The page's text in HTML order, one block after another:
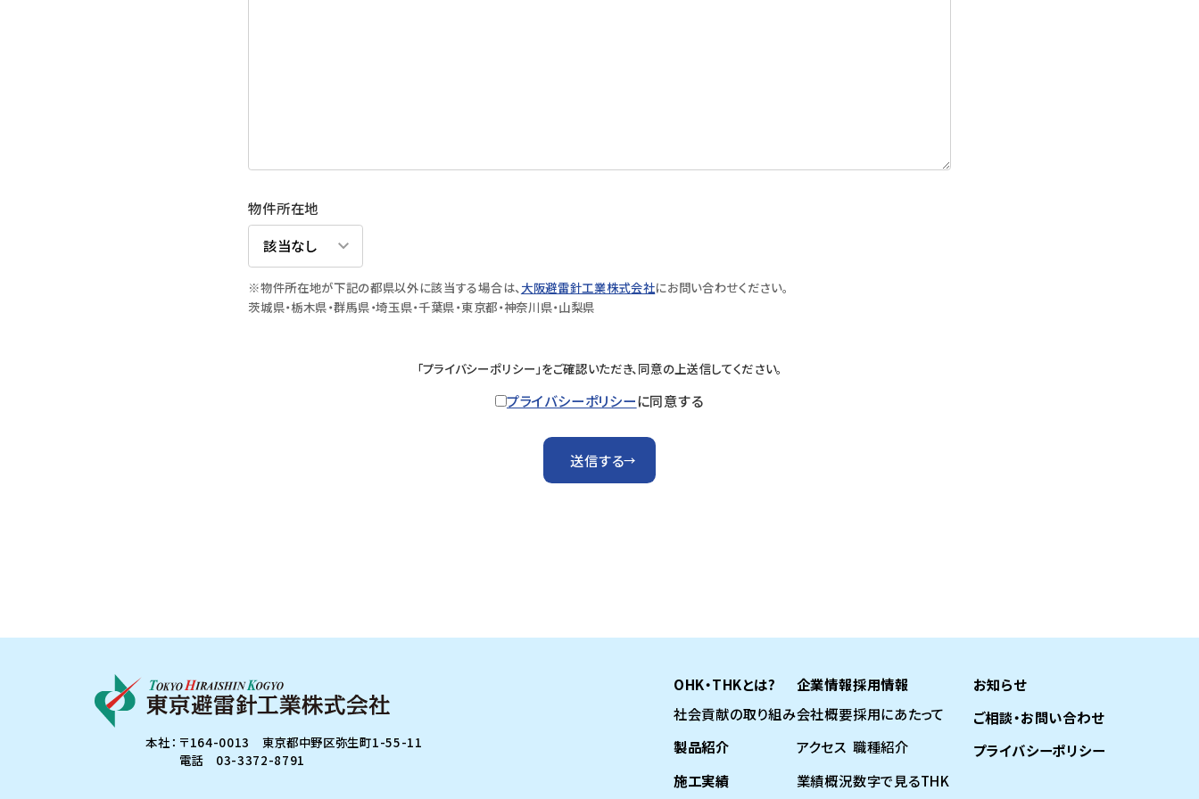
物件所在地
※物件所在地が下記の都県以外に該当する場合は、大阪避雷針工業株式会社にお問い合わせください。
茨城県・栃木県・群馬県・埼玉県・千葉県・東京都・神奈川県・山梨県
「プライバシーポリシー」をご確認いただき、同意の上送信してください。
プライバシーポリシーに同意する
送信する→
本社 〒164-0013 東京都中野区弥生町1-55-11
電話 03-3372-8791
OHK・THKとは?
社会貢献の取り組み
製品紹介
施工実績
企業情報
会社概要
アクセス
業績概況
採用情報
採用にあたって
職種紹介
数字で見るTHK
お知らせ
ご相談・お問い合わせ
プライバシーポリシー